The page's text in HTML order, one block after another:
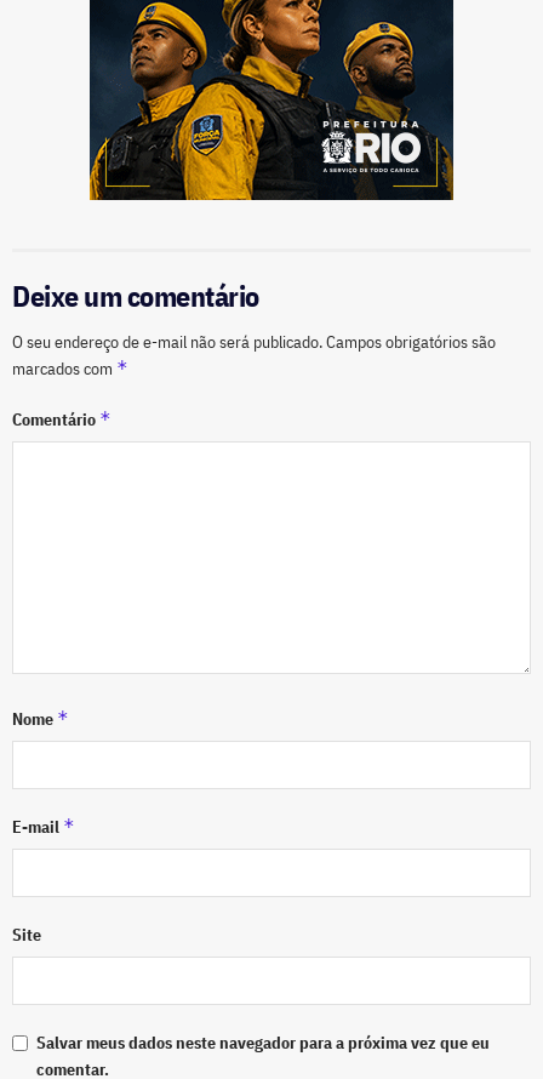
Deixe um comentário
O seu endereço de e-mail não será publicado.Campos obrigatórios são
marcados com *
Comentário *
Nome *
E-mail *
Site
Salvar meus dados neste navegador para a próxima vez que eu
comentar.